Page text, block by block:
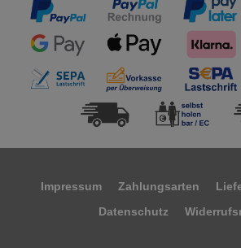
Impressum Zahlungsarten
Datenschutz